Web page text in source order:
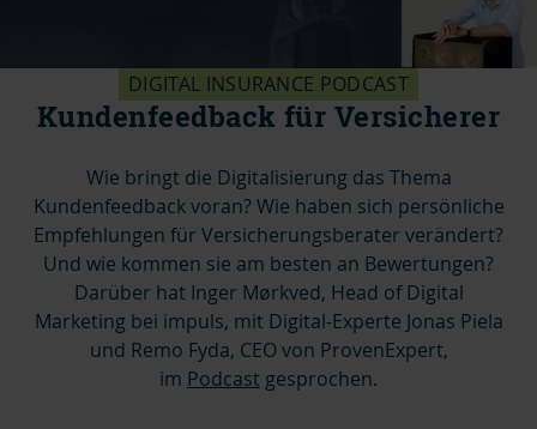
DIGITAL INSURANCE PODCAST
Kundenfeedback für Versicherer
Wie bringt die Digitalisierung das Thema
Kundenfeedback voran? Wie haben sich persönliche
Empfehlungen für Versicherungsberater verändert?
Und wie kommen sie am besten an Bewertungen?
Darüber hat Inger Mørkved, Head of Digital
Marketing bei impuls, mit Digital-Experte Jonas Piela
und Remo Fyda, CEO von ProvenExpert,
im Podcast gesprochen.